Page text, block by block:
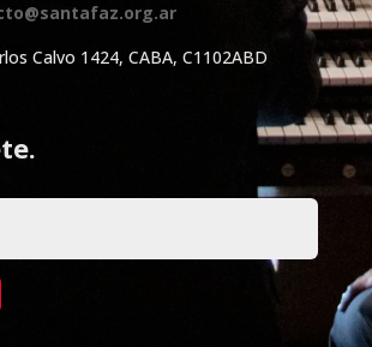
Calvo 1424, CABA, C1102ABD